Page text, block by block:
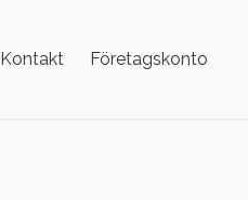
Kontakt Företagskonto